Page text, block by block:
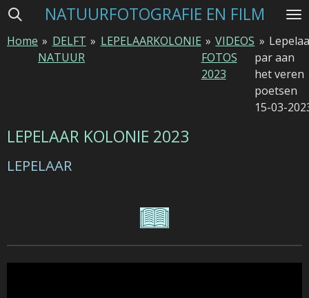
Ga
naar
NATUURFOTOGRAFIE EN FILM
Home » DELFT
NATUUR
» LEPELAARKOLONIE » VIDEOS
FOTOS
2023
»
par aan
het veren
poetsen
15-03-
LEPELAAR KOLONIE 2023
LEPELAAR